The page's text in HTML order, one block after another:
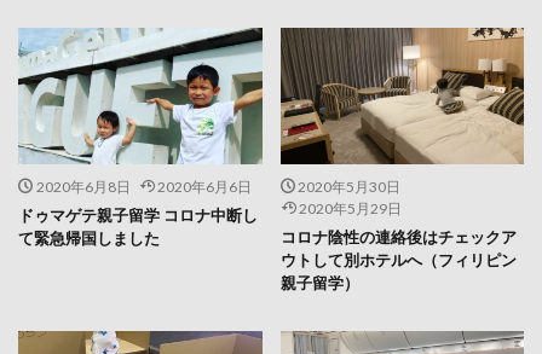
2020年6月8日 2020年6月6日
ドゥマゲテ親子留学 コロナ中断し
て緊急帰国しました
2020年5月30日
2020年5月29日
コロナ陰性の連絡後はチェックア
ウトして別ホテルへ（フィリピン
親子留学）